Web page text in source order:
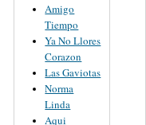
Amigo
Tiempo
Ya No Llores
Corazon
Las Gaviotas
Norma
Linda
Aqui